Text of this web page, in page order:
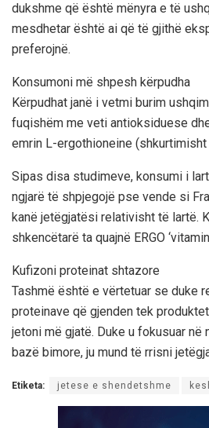
dukshme që është mënyra e të
mesdhetar është ai që të gjithë
preferojnë.
Konsumoni më shpesh kërpudha
Kërpudhat janë i vetmi burim
fuqishëm me veti antioksiduese
emrin L-ergothioneine (shkurtimisht
Sipas disa studimeve, konsumi i
ngjarë të shpjegojë pse vende si
kanë jetëgjatësi relativisht të lartë.
shkencëtarë ta quajnë ERGO
Kufizoni proteinat shtazore
Tashmë është e vërtetuar se duke
proteinave që gjenden tek
jetoni më gjatë. Duke u fokusuar në
bazë bimore, ju mund të rrisni
Etiketa: jetese e shendetshme